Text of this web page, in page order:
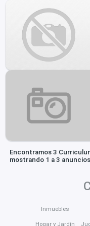
Encontramos 3
mostrando 1 a 3 anuncios
Inmuebles
Hogar y Jardín